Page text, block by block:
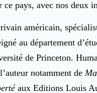
ce pays, avec nos deux
américain,
au département
de Princeton.
notamment de
aux Editions Louis